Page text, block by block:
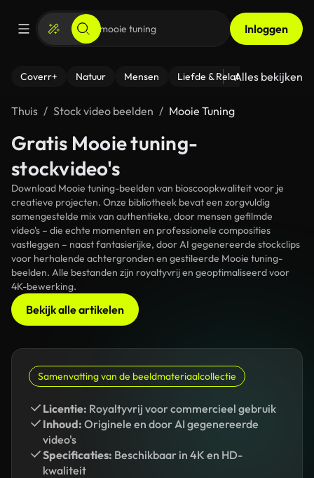
Inloggen
Coverr+ Natuur Mensen Liefde & Relaties - Fitness
Alles bekijken
Thuis Stock video beelden Mooie Tuning
Gratis Mooie tuning-
stockvideo's
Download Mooie tuning-beelden van bioscoopkwaliteit voor je
creatieve projecten. Onze bibliotheek bevat een zorgvuldig
samengestelde mix van authentieke, door mensen gefilmde
video's – die echte momenten en professionele composities
vastleggen – naast fantasierijke, door AI gegenereerde stockclips
voor herhalende achtergronden en gestileerde Mooie tuning-
beelden. Alle bestanden zijn royaltyvrij en geoptimaliseerd voor
4K-bewerking.
Bekijk alle artikelen
Samenvatting van de beeldmateriaalcollectie
Licentie: Royaltyvrij voor commercieel gebruik
Inhoud: Originele en door AI gegenereerde
video's
Specificaties: Beschikbaar in 4K en HD-
kwaliteit